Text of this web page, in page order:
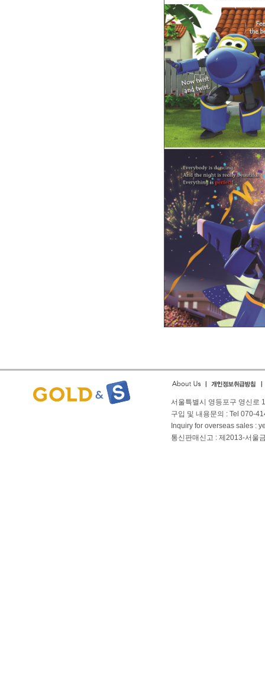
서울특별시 영등포구 영신로
구입 및 내용문의 : Tel 070-
Inquiry for overseas sales :
통신판매신고 : 제2013-서울